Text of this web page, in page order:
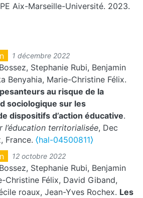
Aix-Marseille-Université. 2023.
1 décembre 2022
Stephanie Rubi, Benjamin
Benyahia, Marie-Christine Félix.
au risque de la
sociologique sur les
dispositifs d’action éducative.
l’éducation territorialisée, Dec
France. ⟨hal-04500811⟩
12 octobre 2022
Stephanie Rubi, Benjamin
Christine Félix, David Giband,
roaux, Jean-Yves Rochex. Les